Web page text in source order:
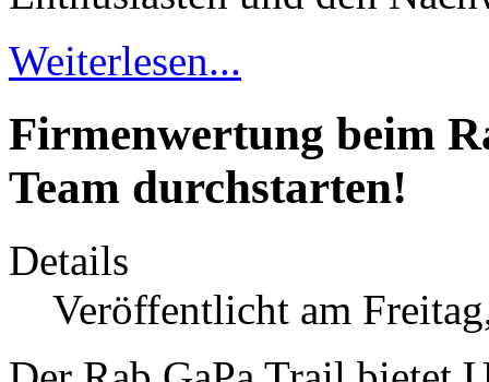
Weiterlesen...
Firmenwertung beim
Team durchstarten!
Details
Veröffentlicht am